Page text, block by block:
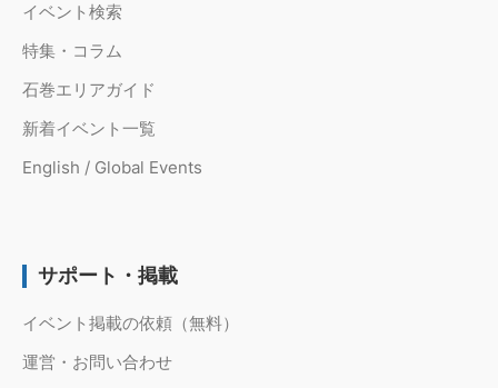
イベント検索
特集・コラム
石巻エリアガイド
新着イベント一覧
English / Global Events
サポート・掲載
イベント掲載の依頼（無料）
運営・お問い合わせ